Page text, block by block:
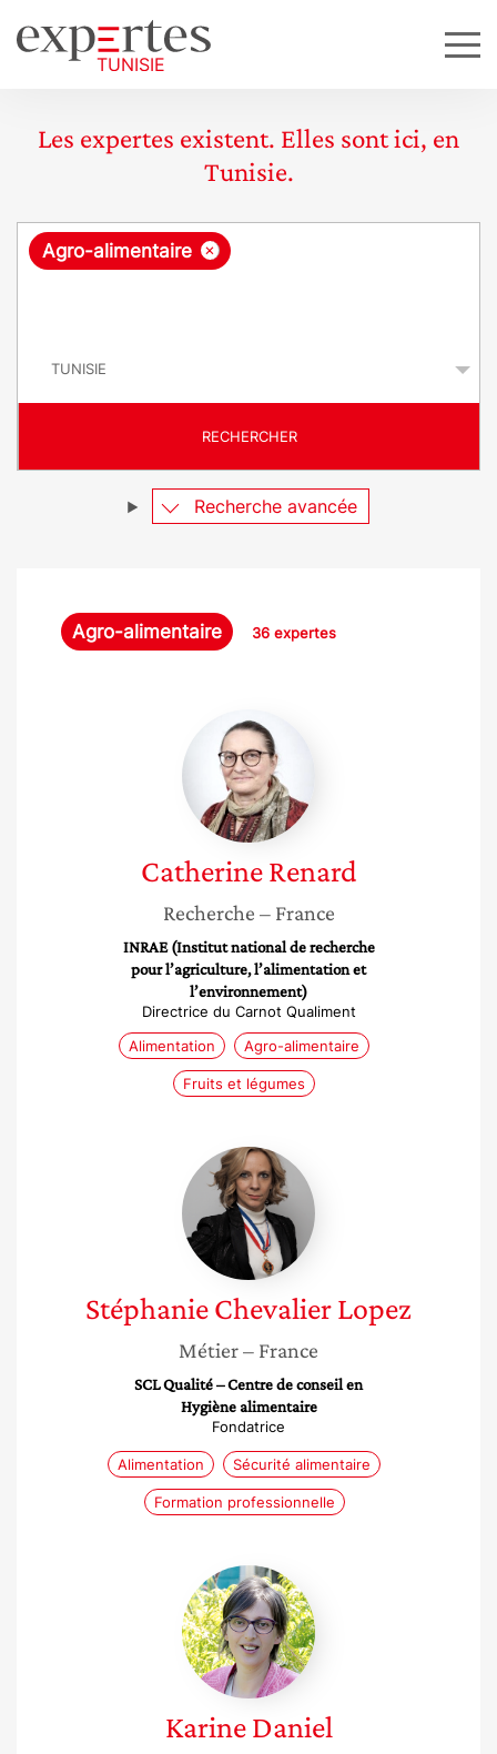
Les expertes existent. Elles sont ici, en
Tunisie.
R
ê
e
×
Agro-alimentaire
RECHERCHER
Recherche avancée
Agro-alimentaire 36 expertes
Catherine
Renard
Catherine Renard
Recherche – France
INRAE (Institut national de recherche
pour l’agriculture, l’alimentation et
l’environnement)
Directrice du Carnot Qualiment
Alimentation
Agro-alimentaire
Fruits et légumes
Stéphanie
Chevalier
Lopez
StéphanieChevalier Lopez
Métier– France
SCL Qualité – Centre de conseil en
Hygiène alimentaire
Fondatrice
Alimentation Sécurité alimentaire
Formation professionnelle
Karine
Daniel
Karine Daniel